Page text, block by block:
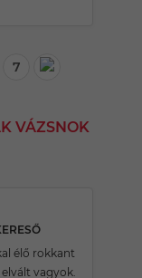
7
VÁZSNOK
élő rokkant
vagyok.